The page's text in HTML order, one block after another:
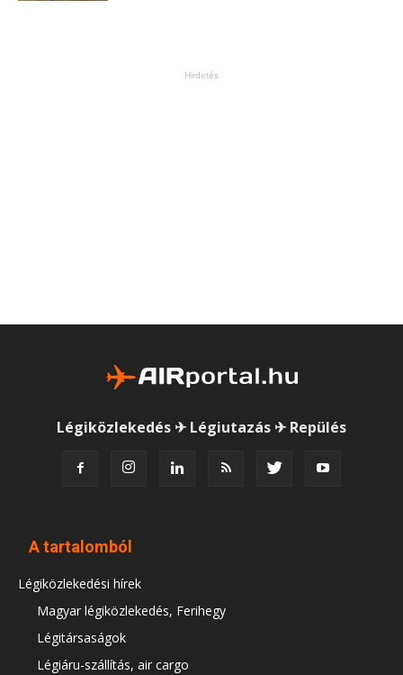
Hirdetés
Légiközlekedés ✈ Légiutazás ✈ Repülés
A tartalomból
Légiközlekedési hírek
Magyar légiközlekedés, Ferihegy
Légitársaságok
Légiáru-szállítás, air cargo